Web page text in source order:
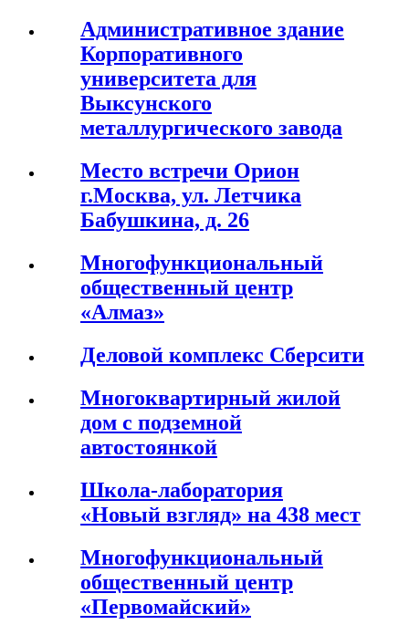
Административное здание
Корпоративного
университета для
Выксунского
металлургического завода
Место встречи Орион
г.Москва, ул. Летчика
Бабушкина, д. 26
Многофункциональный
общественный центр
«Алмаз»
Деловой комплекс Сберсити
Многоквартирный жилой
дом с подземной
автостоянкой
Школа-лаборатория
«Новый взгляд» на 438 мест
Многофункциональный
общественный центр
«Первомайский»